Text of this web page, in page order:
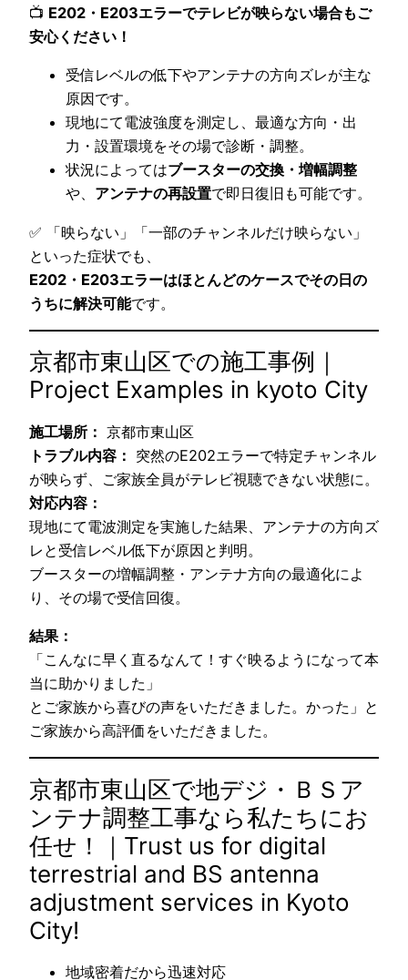
📺 E202・E203エラーでテレビが映らない場合もご
安心ください！
受信レベルの低下やアンテナの方向ズレが主な
原因です。
現地にて電波強度を測定し、最適な方向・出
力・設置環境をその場で診断・調整。
状況によってはブースターの交換・増幅調整
や、 アンテナの再設置で即日復旧も可能です。
✅ 「映らない」「一部のチャンネルだけ映らない」
といった症状でも、
E202・E203エラーはほとんどのケースでその日の
うちに解決可能です。
京都市東山区での施工事例｜
Project Examples in kyoto City
施工場所： 京都市東山区
トラブル内容： 突然のE202エラーで特定チャンネル
が映らず、ご家族全員がテレビ視聴できない状態に。
対応内容：
現地にて電波測定を実施した結果、アンテナの方向ズ
レと受信レベル低下が原因と判明。
ブースターの増幅調整・アンテナ方向の最適化によ
り、その場で受信回復。
結果：
「こんなに早く直るなんて！すぐ映るようになって本
当に助かりました」
とご家族から喜びの声をいただきました。かった」と
ご家族から高評価をいただきました。
京都市東山区で地デジ・ＢＳア
ンテナ調整工事なら私たちにお
任せ！｜Trust us for digital
terrestrial and BS antenna
adjustment services in Kyoto
City!
地域密着だから迅速対応